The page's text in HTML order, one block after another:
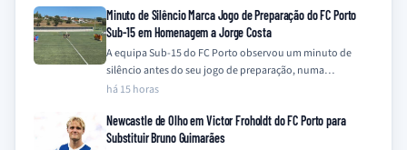
Minuto de Silêncio Marca Jogo de Preparação do FC Porto
Sub-15 em Homenagem a Jorge Costa
A equipa Sub-15 do FC Porto observou um minuto de
silêncio antes do seu jogo de preparação, numa
homenagem a Jorge Costa…
há 15 horas
Newcastle de Olho em Victor Froholdt do FC Porto para
Substituir Bruno Guimarães